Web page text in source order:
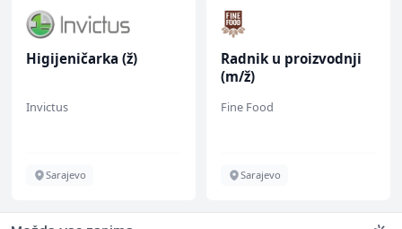
Higijeničarka (ž)
Invictus
Sarajevo
Radnik u proizvodnji
(m/ž)
Fine Food
Sarajevo